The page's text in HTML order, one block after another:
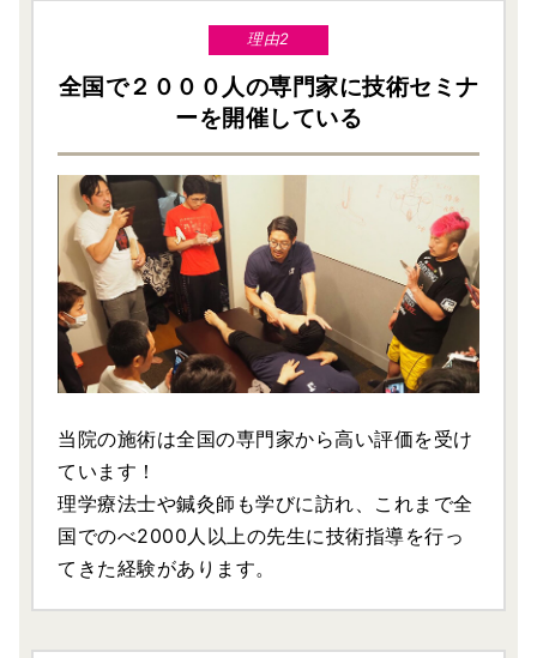
理由2
全国で２０００人の専門家に技術セミナ
ーを開催している
当院の施術は全国の専門家から高い評価を受け
ています！
理学療法士や鍼灸師も学びに訪れ、これまで全
国でのべ2000人以上の先生に技術指導を行っ
てきた経験があります。